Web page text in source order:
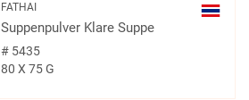
FATHAI
Suppenpulver Klare Suppe
#5435
80 X 75 G